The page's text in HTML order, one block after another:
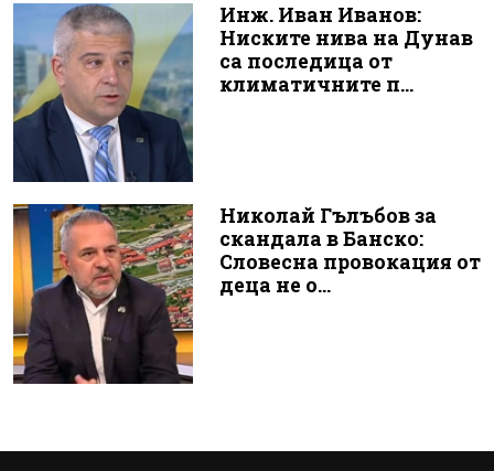
Инж. Иван Иванов:
Ниските нива на Дунав
са последица от
климатичните п...
Николай Гълъбов за
скандала в Банско:
Словесна провокация от
деца не о...